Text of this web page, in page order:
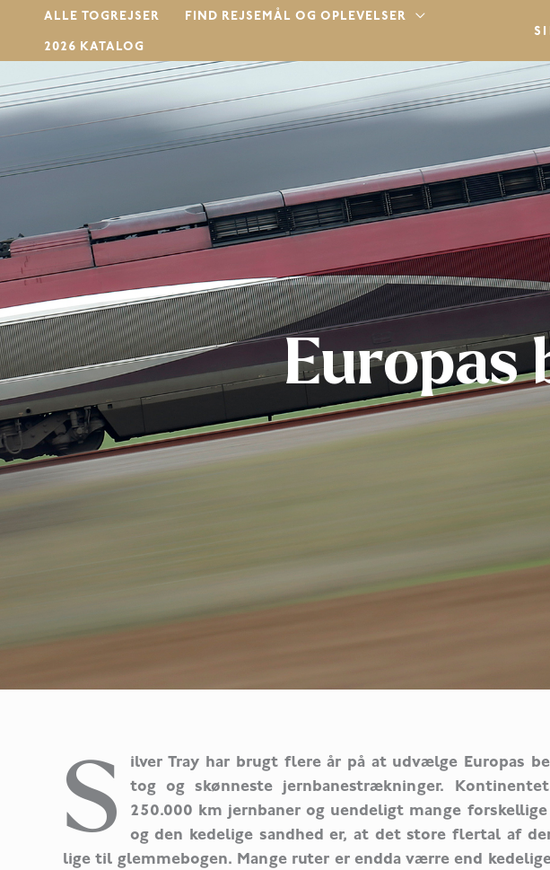
indholdet
ALLE TOGREJSER FIND REJSEMÅL OG OPLEVELSER
2026 KATALOG
Europas
S
ilver Tray har brugt flere år på at udvælge Europas
tog og skønneste jernbanestrækninger.
250.000 km jernbaner og uendeligt mange
og den kedelige sandhed er, at det store flertal af
lige til glemmebogen. Mange ruter er endda værre end